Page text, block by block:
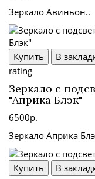
Зеркало Авиньон..
Купить В
rating
Зеркало с
"Априка Блэк"
6500р.
Зеркало Априка
Купить В